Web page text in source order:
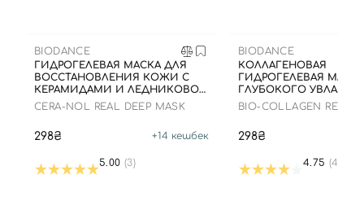
BIODANCE
ГИДРОГЕЛЕВАЯ МАСКА ДЛЯ
ВОССТАНОВЛЕНИЯ КОЖИ С
КЕРАМИДАМИ И ЛЕДНИКОВОЙ
ВОДОЙ, 34 Г
CERA-NOL REAL DEEP MASK
298₴ +14 кешбек
5.00 (3)
BIODANCE
КОЛЛАГЕНОВАЯ
ГИДРОГЕЛЕВАЯ
ГЛУБОКОГО
Г
BIO-COLLAGEN REAL
298₴
4.75 (4)